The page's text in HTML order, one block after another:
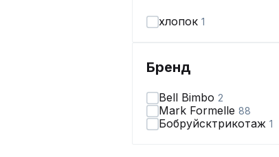
хлопок 1
Бренд
Bell Bimbo 2
Mark Formelle 88
Бобруйсктрикотаж 1